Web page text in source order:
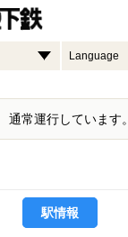
Language
通常運行しています。
駅情報